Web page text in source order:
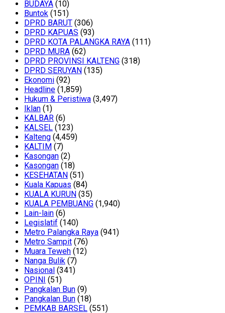
BUDAYA (10)
Buntok (151)
DPRD BARUT (306)
DPRD KAPUAS (93)
DPRD KOTA PALANGKA RAYA (111)
DPRD MURA (62)
DPRD PROVINSI KALTENG (318)
DPRD SERUYAN (135)
Ekonomi (92)
Headline (1,859)
Hukum & Peristiwa (3,497)
Iklan (1)
KALBAR (6)
KALSEL (123)
Kalteng (4,459)
KALTIM (7)
Kasongan (2)
Kasongan (18)
KESEHATAN (51)
Kuala Kapuas (84)
KUALA KURUN (35)
KUALA PEMBUANG (1,940)
Lain-lain (6)
Legislatif (140)
Metro Palangka Raya (941)
Metro Sampit (76)
Muara Teweh (12)
Nanga Bulik (7)
Nasional (341)
OPINI (51)
Pangkalan Bun (9)
Pangkalan Bun (18)
PEMKAB BARSEL (551)